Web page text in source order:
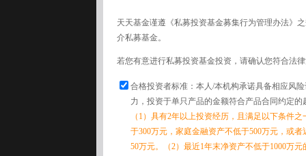
天天基金谨遵《私募投资基金募集行为管理办法》
介私募基金。
若您有意进行私募投资基金投资，请确认您符合法
合格投资者标准：本人/本机构承诺具备相应风
力，投资于单只产品的金额符合产品合同约定的
（1）具有2年以上投资经历，且满足以下条件
于300万元，家庭金融资产不低于500万元，或
50万元。（2）最近1年末净资产不低于1000万